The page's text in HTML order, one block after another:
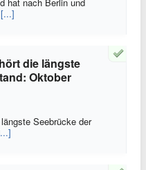
[...]
die längste
Oktober
Seebrücke der